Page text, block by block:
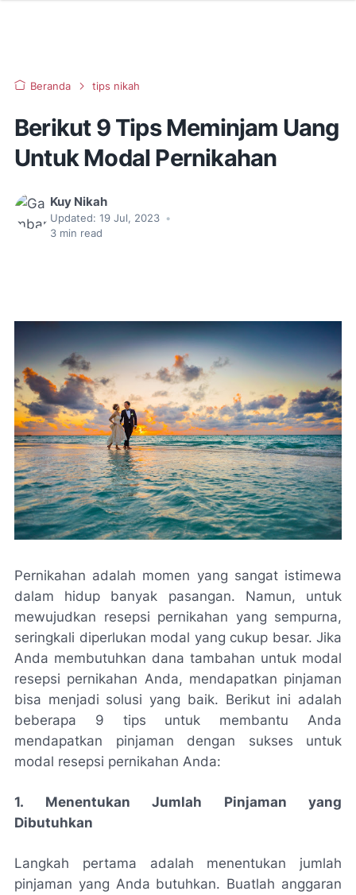
Beranda tips nikah
Berikut 9 Tips Meminjam Uang
Untuk Modal Pernikahan
Kuy Nikah
Updated: 19 Jul, 2023 •
3 min read
Pernikahan adalah momen yang sangat istimewa
dalam hidup banyak pasangan. Namun, untuk
mewujudkan resepsi pernikahan yang sempurna,
seringkali diperlukan modal yang cukup besar. Jika
Anda membutuhkan dana tambahan untuk modal
resepsi pernikahan Anda, mendapatkan pinjaman
bisa menjadi solusi yang baik. Berikut ini adalah
beberapa 9 tips untuk membantu Anda
mendapatkan pinjaman dengan sukses untuk
modal resepsi pernikahan Anda:
1. Menentukan Jumlah Pinjaman yang
Dibutuhkan
Langkah pertama adalah menentukan jumlah
pinjaman yang Anda butuhkan. Buatlah anggaran